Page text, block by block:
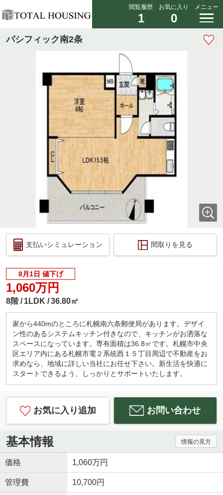
閲覧履歴
1
お気に入り
0
メニュー
パシフィック南2条
支払いシミュレーション 間取りを見る
8月1日 値下げ
1,060万円
8階 1LDK 36.80㎡
家から440mのところに札幌南六条郵便局があります。デザイ
ン性のあるシステムキッチン付きなので、キッチンがお洒落な
スペースになっています。専有面積は36.8㎡です。札幌市中央
区エリア内にある札幌市電２系統西１５丁目周辺で不動産をお
求めなら、地域に詳しい当社にお任せ下さい。新生活を快適に
スタートできるよう、しっかりとサポートいたします。
お気に入り追加 お問い合わせ
基本情報 情報の見方
価格 1,060万円
管理費 10,700円